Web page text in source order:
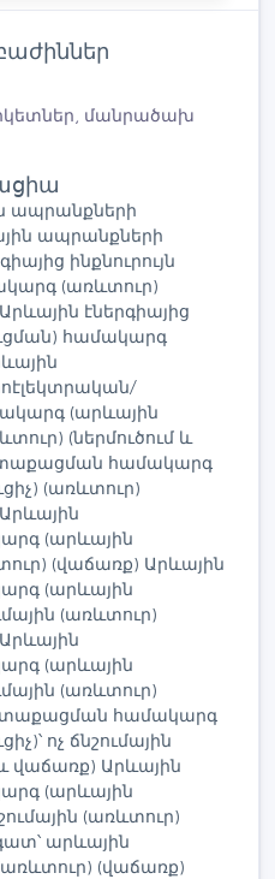
մանրածախ
ապրանքների
ապրանքների
ինքնուրույն
(առևտուր)
էներգիայից
համակարգ
(արևային
(ներմուծում և
համակարգ
(առևտուր)
(արևային
(վաճառք) Արևային
(արևային
(առևտուր)
(արևային
(առևտուր)
համակարգ
ոչ ճնշումային
վաճառք) Արևային
(արևային
(առևտուր)
արևային
(վաճառք)